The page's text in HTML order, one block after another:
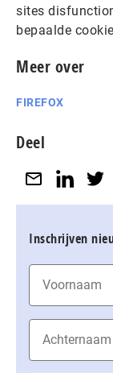
sites
bepaalde
Meer over
FIREFOX
Deel
Inschrijven